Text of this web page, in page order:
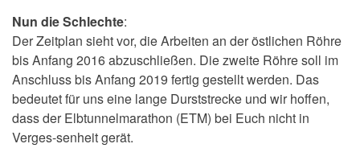
Nun die Schlechte:
Der Zeitplan sieht vor, die Arbeiten an der östlichen Röhre
bis Anfang 2016 abzuschließen. Die zweite Röhre soll im
Anschluss bis Anfang 2019 fertig gestellt werden. Das
bedeutet für uns eine lange Durststrecke und wir hoffen,
dass der Elbtunnelmarathon (ETM) bei Euch nicht in
Verges-senheit gerät.